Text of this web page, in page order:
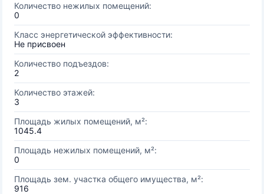
Количество нежилых помещений:
0
Класс энергетической эффективности:
Не присвоен
Количество подъездов:
2
Количество этажей:
3
Площадь жилых помещений, м²:
1045.4
Площадь нежилых помещений, м²:
0
Площадь зем. участка общего имущества, м²:
916